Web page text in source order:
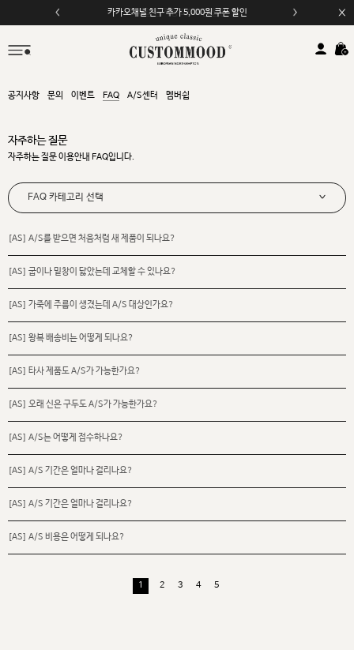
카카오채널 친구 추가 5,000원 쿠폰 할인
모바일 앱 자동 2,000원 할인
공지사항 문의 이벤트 FAQ A/S센터 멤버쉽
자주하는 질문
자주하는 질문 이용안내 FAQ입니다.
FAQ 카테고리 선택
[AS] A/S를 받으면 처음처럼 새 제품이 되나요?
[AS] 굽이나 밑창이 닳았는데 교체할 수 있나요?
[AS] 가죽에 주름이 생겼는데 A/S 대상인가요?
[AS] 왕복 배송비는 어떻게 되나요?
[AS] 타사 제품도 A/S가 가능한가요?
[AS] 오래 신은 구두도 A/S가 가능한가요?
[AS] A/S는 어떻게 접수하나요?
[AS] A/S 기간은 얼마나 걸리나요?
[AS] A/S 기간은 얼마나 걸리나요?
[AS] A/S 비용은 어떻게 되나요?
1 2 3 4 5